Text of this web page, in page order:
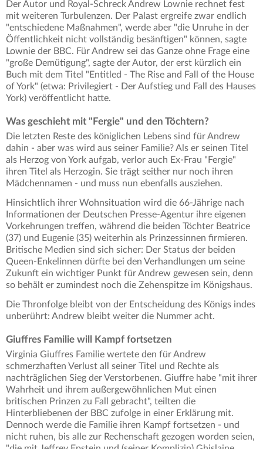
Der Autor und Royal-Schreck Andrew Lownie rechnet fest
mit weiteren Turbulenzen. Der Palast ergreife zwar endlich
"entschiedene Maßnahmen", werde aber "die Unruhe in der
Öffentlichkeit nicht vollständig besänftigen" können, sagte
Lownie der BBC. Für Andrew sei das Ganze ohne Frage eine
"große Demütigung", sagte der Autor, der erst kürzlich ein
Buch mit dem Titel "Entitled - The Rise and Fall of the House
of York" (etwa: Privilegiert - Der Aufstieg und Fall des Hauses
York) veröffentlicht hatte.
Was geschieht mit "Fergie" und den Töchtern?
Die letzten Reste des königlichen Lebens sind für Andrew
dahin - aber was wird aus seiner Familie? Als er seinen Titel
als Herzog von York aufgab, verlor auch Ex-Frau "Fergie"
ihren Titel als Herzogin. Sie trägt seither nur noch ihren
Mädchennamen - und muss nun ebenfalls ausziehen.
Hinsichtlich ihrer Wohnsituation wird die 66-Jährige nach
Informationen der Deutschen Presse-Agentur ihre eigenen
Vorkehrungen treffen, während die beiden Töchter Beatrice
(37) und Eugenie (35) weiterhin als Prinzessinnen firmieren.
Britische Medien sind sich sicher: Der Status der beiden
Queen-Enkelinnen dürfte bei den Verhandlungen um seine
Zukunft ein wichtiger Punkt für Andrew gewesen sein, denn
so behält er zumindest noch die Zehenspitze im Königshaus.
Die Thronfolge bleibt von der Entscheidung des Königs indes
unberührt: Andrew bleibt weiter die Nummer acht.
Giuffres Familie will Kampf fortsetzen
Virginia Giuffres Familie wertete den für Andrew
schmerzhaften Verlust all seiner Titel und Rechte als
nachträglichen Sieg der Verstorbenen. Giuffre habe "mit ihrer
Wahrheit und ihrem außergewöhnlichen Mut einen
britischen Prinzen zu Fall gebracht", teilten die
Hinterbliebenen der BBC zufolge in einer Erklärung mit.
Dennoch werde die Familie ihren Kampf fortsetzen - und
nicht ruhen, bis alle zur Rechenschaft gezogen worden seien,